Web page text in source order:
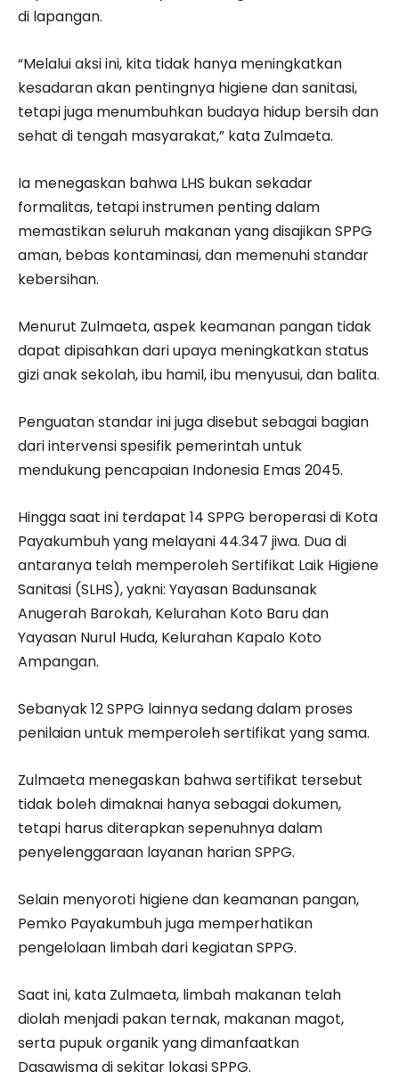
di lapangan.
“Melalui aksi ini, kita tidak hanya meningkatkan
kesadaran akan pentingnya higiene dan sanitasi,
tetapi juga menumbuhkan budaya hidup bersih dan
sehat di tengah masyarakat,” kata Zulmaeta.
Ia menegaskan bahwa LHS bukan sekadar
formalitas, tetapi instrumen penting dalam
memastikan seluruh makanan yang disajikan SPPG
aman, bebas kontaminasi, dan memenuhi standar
kebersihan.
Menurut Zulmaeta, aspek keamanan pangan tidak
dapat dipisahkan dari upaya meningkatkan status
gizi anak sekolah, ibu hamil, ibu menyusui, dan balita.
Penguatan standar ini juga disebut sebagai bagian
dari intervensi spesifik pemerintah untuk
mendukung pencapaian Indonesia Emas 2045.
Hingga saat ini terdapat 14 SPPG beroperasi di Kota
Payakumbuh yang melayani 44.347 jiwa. Dua di
antaranya telah memperoleh Sertifikat Laik Higiene
Sanitasi (SLHS), yakni: Yayasan Badunsanak
Anugerah Barokah, Kelurahan Koto Baru dan
Yayasan Nurul Huda, Kelurahan Kapalo Koto
Ampangan.
Sebanyak 12 SPPG lainnya sedang dalam proses
penilaian untuk memperoleh sertifikat yang sama.
Zulmaeta menegaskan bahwa sertifikat tersebut
tidak boleh dimaknai hanya sebagai dokumen,
tetapi harus diterapkan sepenuhnya dalam
penyelenggaraan layanan harian SPPG.
Selain menyoroti higiene dan keamanan pangan,
Pemko Payakumbuh juga memperhatikan
pengelolaan limbah dari kegiatan SPPG.
Saat ini, kata Zulmaeta, limbah makanan telah
diolah menjadi pakan ternak, makanan magot,
serta pupuk organik yang dimanfaatkan
Dasawisma di sekitar lokasi SPPG.